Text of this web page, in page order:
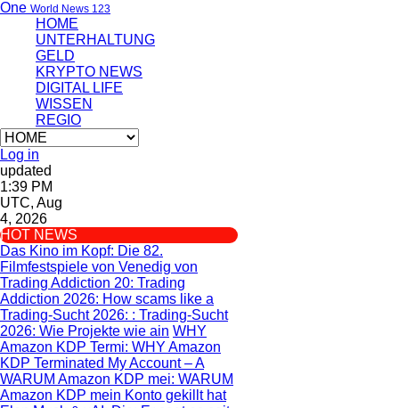
One World News 123
HOME
UNTERHALTUNG
GELD
KRYPTO NEWS
DIGITAL LIFE
WISSEN
REGIO
Log in
updated
1:39 PM
UTC, Aug
4, 2026
HOT NEWS
Das Kino im Kopf: Die 82.
Filmfestspiele von Venedig von
Trading Addiction 20: Trading
Addiction 2026: How scams like a
Trading-Sucht 2026: : Trading-Sucht
2026: Wie Projekte wie ain WHY
Amazon KDP Termi: WHY Amazon
KDP Terminated My Account – A
WARUM Amazon KDP mei: WARUM
Amazon KDP mein Konto gekillt hat